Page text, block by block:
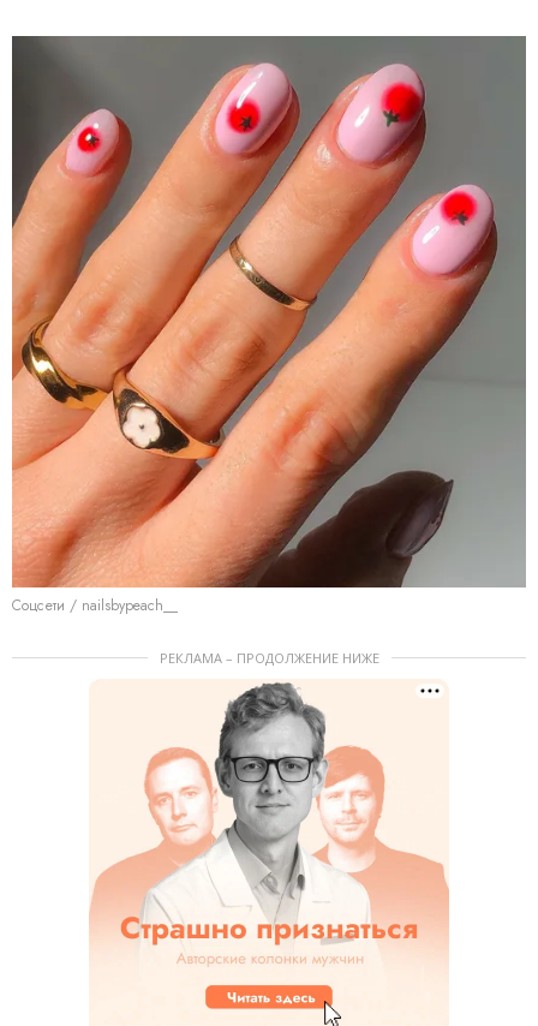
Соцсети / nailsbypeach__
РЕКЛАМА – ПРОДОЛЖЕНИЕ НИЖЕ